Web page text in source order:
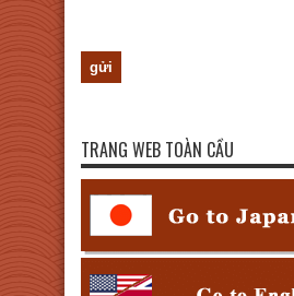
TRANG WEB TOÀN CẦU